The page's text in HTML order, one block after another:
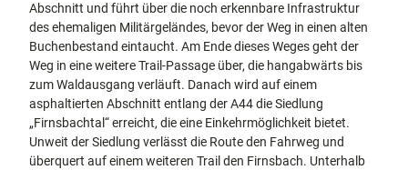
Abschnitt und führt über die noch erkennbare Infrastruktur
des ehemaligen Militärgeländes, bevor der Weg in einen alten
Buchenbestand eintaucht. Am Ende dieses Weges geht der
Weg in eine weitere Trail-Passage über, die hangabwärts bis
zum Waldausgang verläuft. Danach wird auf einem
asphaltierten Abschnitt entlang der A44 die Siedlung
„Firnsbachtal“ erreicht, die eine Einkehrmöglichkeit bietet.
Unweit der Siedlung verlässt die Route den Fahrweg und
überquert auf einem weiteren Trail den Firnsbach. Unterhalb